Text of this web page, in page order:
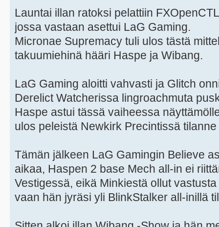
Launtai illan ratoksi pelattiin
jossa vastaan asettui LaG Gaming.
Micronae Supremacy tuli ulos tästä
takuumiehinä hääri Haspe ja Wibang.
LaG Gaming aloitti vahvasti ja Glitch
Derelict Watcherissa lingroachmuta
Haspe astui tässä vaiheessa
ulos peleistä Newkirk Precintissä
Tämän jälkeen LaG Gamingin Believe
aikaa, Haspen 2 base Mech all-in ei
Vestigessä, eikä Minkiestä ollut
vaan hän jyräsi yli BlinkStalker all-inillä